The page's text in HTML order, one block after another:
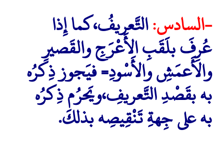
-السادس:التَّعريفُ،كما إِذا
عُرِفَ بلَقَبِ الأَعْرَجِ والقَصيرِ
والأَعمَشِ والأَسْودِ= فيَجوز ذِكرُه
به بقَصْدِ التَّعريفِ،ويَحرُم ذِكرُه
به على جِهةِ تَنْقِيصِه بذلكَ.